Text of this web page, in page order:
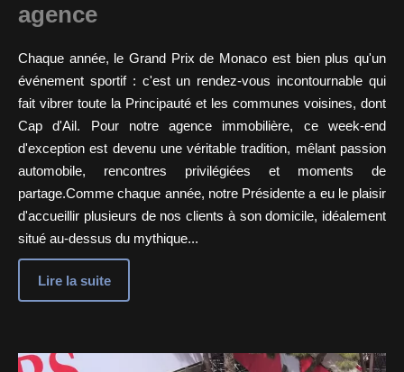
agence
Chaque année, le Grand Prix de Monaco est bien plus qu'un
événement sportif : c'est un rendez-vous incontournable qui
fait vibrer toute la Principauté et les communes voisines, dont
Cap d'Ail. Pour notre agence immobilière, ce week-end
d'exception est devenu une véritable tradition, mêlant passion
automobile, rencontres privilégiées et moments de
partage.Comme chaque année, notre Présidente a eu le plaisir
d'accueillir plusieurs de nos clients à son domicile, idéalement
situé au-dessus du mythique...
Lire la suite